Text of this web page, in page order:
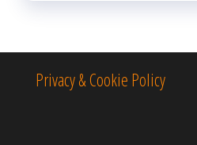
Privacy & Cookie Policy